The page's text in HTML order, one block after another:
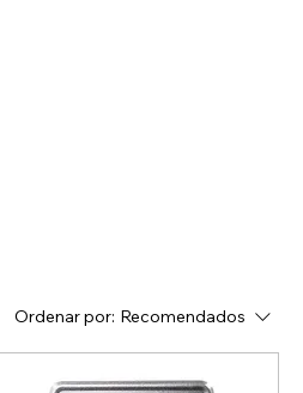
Ordenar por: Recomendados